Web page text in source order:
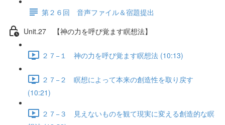
第２６回 音声ファイル＆宿題提出
Unit.27 【神の力を呼び覚ます瞑想法】
２７−１ 神の力を呼び覚ます瞑想法 (10:13)
２７−２ 瞑想によって本来の創造性を取り戻す
(10:21)
２７−３ 見えないものを観て現実に変える創造的な瞑